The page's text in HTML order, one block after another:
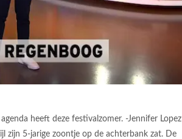
heeft deze festivalzomer. -Jennifer Lopez
zijn 5-jarige zoontje op de achterbank zat. De